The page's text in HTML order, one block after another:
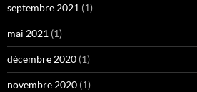
septembre 2021 (1)
mai 2021 (1)
décembre 2020 (1)
novembre 2020 (1)